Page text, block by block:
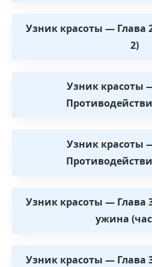
Узник красоты — Глава
2)
Узник красоты
Узник красоты
Узник красоты — Глава
ужина
Узник красоты — Глава